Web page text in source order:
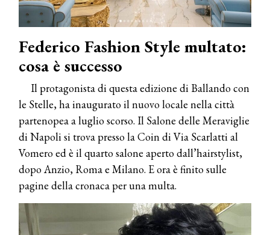
Federico Fashion Style multato:
cosa è successo
Il protagonista di questa edizione di Ballando con
le Stelle, ha inaugurato il nuovo locale nella città
partenopea a luglio scorso. Il Salone delle Meraviglie
di Napoli si trova presso la Coin di Via Scarlatti al
Vomero ed è il quarto salone aperto dall’hairstylist,
dopo Anzio, Roma e Milano. E ora è finito sulle
pagine della cronaca per una multa.